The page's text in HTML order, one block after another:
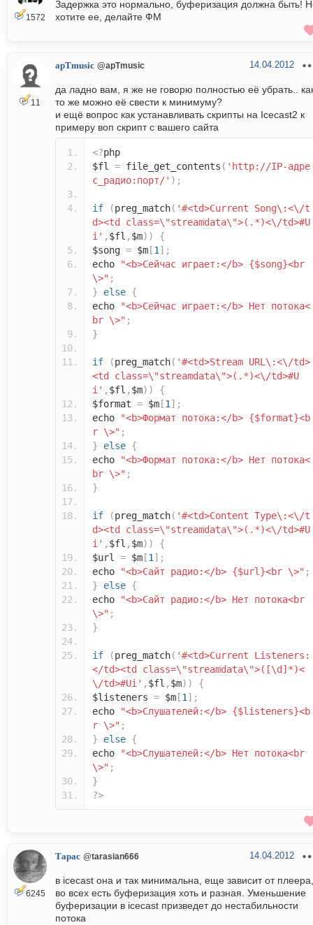
1572
Задержка это нормально, буферизация должна быть!
хотите ее, делайте ФМ
11
apTmusic @apTmusic 14.04.2012
да ладно вам, я же не говорю полностью её убрать..
то же можно её свести к минимуму?
и ещё вопрос как устанавливать скрипты на Icecast2 к
примеру воп скрипт с вашего сайта
<?php
$fl = file_get_contents ( 'http://IP-адре
с_радио:порт/' );
if (preg_match( '#<td>Current Song\:<\/t
d><td class=\"streamdata\">(.*)<\/td>#U
i' , $fl , $m))
{
$song = $m [1 ];
echo
"<b>Сейчас играет:</b> {$song}<br
\>" ;
}
else {
echo
"<b>Сейчас играет:</b> Нет потока<
br \>" ;
}
if (preg_match( '#<td>Stream URL\:<\/td>
<td class=\"streamdata\">(.*)<\/td>#U
i' , $fl , $m))
{
$format = $m [1 ];
echo
"<b>Формат потока:</b> {$format}<b
r \>" ;
}
else {
echo
"<b>Формат потока:</b> Нет потока<
br \>" ;
}
if (preg_match( '#<td>Content Type\:<\/t
d><td class=\"streamdata\">(.*)<\/td>#U
i' , $fl , $m))
{
$url = $m [1 ];
echo
"<b>Сайт радио:</b> {$url}<br \>" ;
}
else {
echo
"<b>Сайт радио:</b> Нет потока<br
\>" ;
}
if (preg_match( '#<td>Current Listeners:
</td><td class=\"streamdata\">([\d]*)<
\/td>#Ui' , $fl , $m))
{
$listeners = $m [1 ];
echo
"<b>Cлушателей:</b> {$listeners}<b
r \>" ;
}
else {
echo
"<b>Cлушателей:</b> Нет потока<br
\>" ;
}
?>
6245
Тарас @tarasian666 14.04.2012
в icecast она и так минимальна, еще зависит от плеера,
во всех есть буферизация хоть и разная. Уменьшение
буферизации в icecast призведет до нестабильности
потока